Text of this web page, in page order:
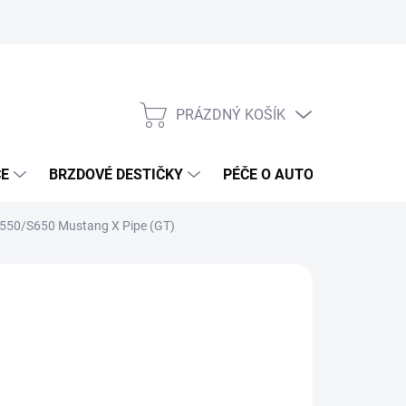
NÁKUPNÍ
PRÁZDNÝ KOŠÍK
BRZDOVÉ DESTIČKY PÉČE O AUTO
S650 Mustang X Pipe (GT)